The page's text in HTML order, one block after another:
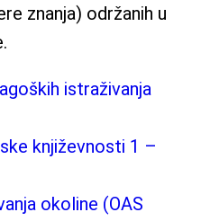
znanja) održanih u
istraživanja
književnosti 1 –
okoline (OAS